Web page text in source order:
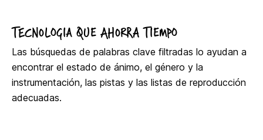
TECNOLOGIA QUE AHORRA TIEMPO
Las búsquedas de palabras clave filtradas lo ayudan a
encontrar el estado de ánimo, el género y la
instrumentación, las pistas y las listas de reproducción
adecuadas.